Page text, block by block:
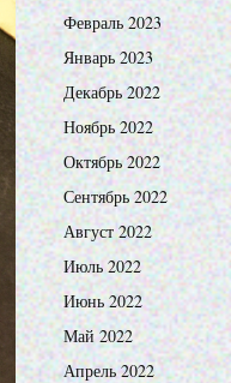
Февраль 2023
Январь 2023
Декабрь 2022
Ноябрь 2022
Октябрь 2022
Сентябрь 2022
Август 2022
Июль 2022
Июнь 2022
Май 2022
Апрель 2022